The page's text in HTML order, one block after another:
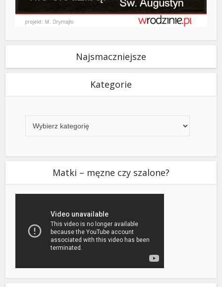
Najsmaczniejsze
Kategorie
Matki – męzne czy szalone?